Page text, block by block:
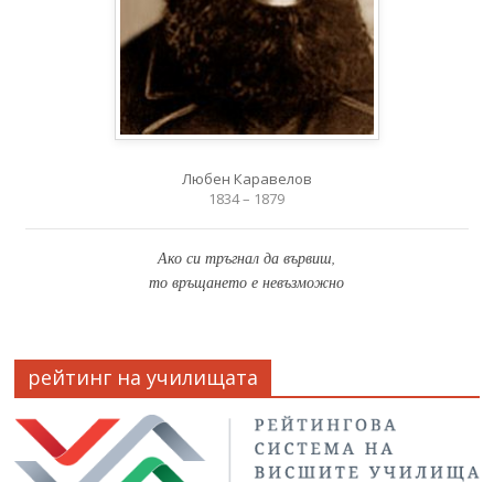
Любен Каравелов
1834 – 1879
Ако си тръгнал да вървиш,
то връщането е невъзможно
рейтинг на училищата